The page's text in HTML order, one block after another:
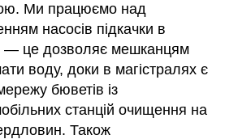
Ми працюємо над
насосів підкачки в
— це дозволяє мешканцям
воду, доки в магістралях є
бюветів із
станцій очищення на
Також